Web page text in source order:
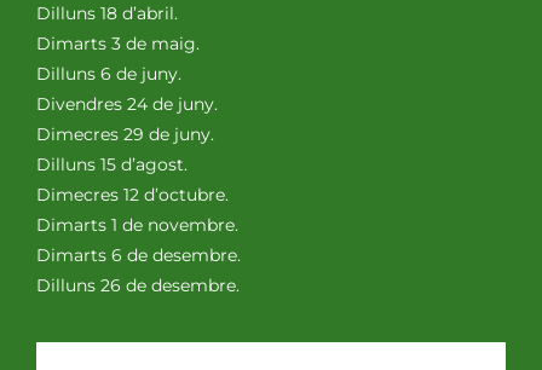
Dilluns 18 d’abril.
Dimarts 3 de maig.
Dilluns 6 de juny.
Divendres 24 de juny.
Dimecres 29 de juny.
Dilluns 15 d’agost.
Dimecres 12 d’octubre.
Dimarts 1 de novembre.
Dimarts 6 de desembre.
Dilluns 26 de desembre.